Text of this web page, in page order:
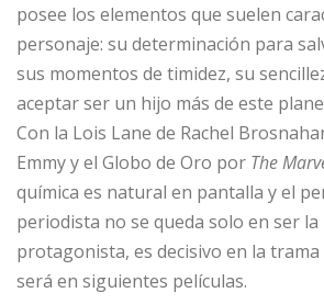
posee los elementos que suelen
personaje: su determinación para
sus momentos de timidez, su
aceptar ser un hijo más de este
Con la Lois Lane de Rachel
Emmy y el Globo de Oro por The
química es natural en pantalla y el
periodista no se queda solo en ser la
protagonista, es decisivo en la
será en siguientes películas.